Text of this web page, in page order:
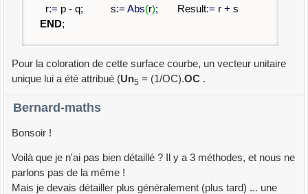
r:= p- q; s:= Abs(r); Result:= r+ s
END;
Pour la coloration de cette surface courbe, un vecteur unitaire
unique lui a été attribué (Un5 = (1/OC).OC .
Bernard-maths
Bonsoir !
Voilà que je n'ai pas bien détaillé ? Il y a 3 méthodes, et nous ne
parlons pas de la même !
Mais je devais détailler plus généralement (plus tard) ... une